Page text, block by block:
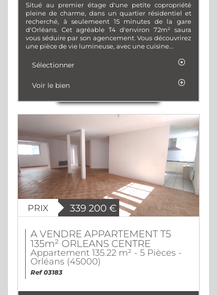
Situé au premier étage d'une petite copropriété
pleine de charme, dans un quartier résidentiel et
recherché, à seulemeent 15 minutes de la gare
d'Orléans. Cet agréable T4 d'environ 72m² saura
vous séduire par son agencement. Vous découvrirez
une pièce de vie lumineuse, avec une cuisine...
Sélectionner
Voir le bien
PRIX 339 200 €
A VENDRE APPARTEMENT T5
135m² ORLEANS CENTRE
Appartement 135.22 m² - 5 Pièces -
Orléans (45000)
Ref 03183